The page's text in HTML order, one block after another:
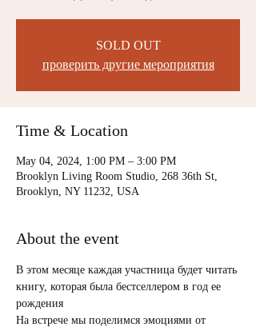
SOLD OUT
проверить другие мероприятия
Time & Location
May 04, 2024, 1:00 PM – 3:00 PM
Brooklyn Living Room Studio, 268 36th St,
Brooklyn, NY 11232, USA
About the event
В этом месяце каждая участница будет читать
книгу, которая была бестселлером в год ее
рождения
На встрече мы поделимся эмоциями от